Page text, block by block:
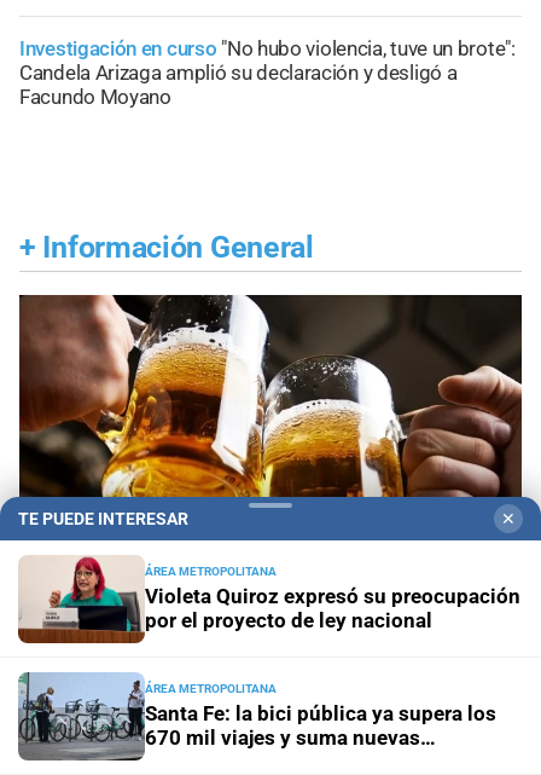
Investigación en curso "No hubo violencia, tuve un brote":
Candela Arizaga amplió su declaración y desligó a
Facundo Moyano
+ Información General
Efemérides
qué se celebra cada 7 agosto y cuál es el curioso
origen de la festividad
TE PUEDE INTERESAR ✕
ÁREA METROPOLITANA
Violeta Quiroz expresó su preocupación
por el proyecto de ley nacional
ÁREA METROPOLITANA
Santa Fe: la bici pública ya supera los
670 mil viajes y suma nuevas